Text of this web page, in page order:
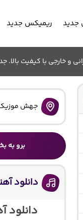
جدید ریمیکس جدید
خارجی با کیفیت بالا.
جهش
برو به
دانلود
دانلود